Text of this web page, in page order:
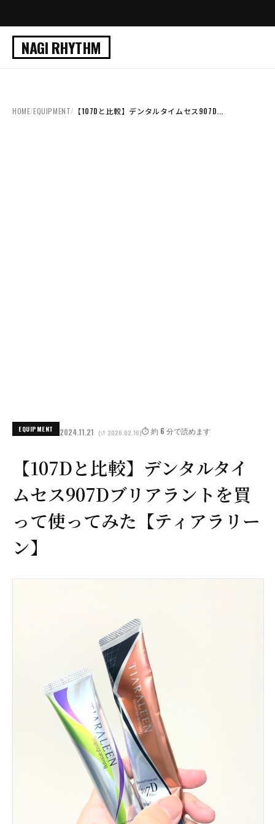
NAGI RHYTHM
HOME/EQUIPMENT/ 【107Dと比較】デンタルタイムセス907D...
EQUIPMENT 2024.11.21 (↺ 2026.02.16)⏱️ 約 6 分で読めます
【107Dと比較】デンタルタイ
ムセス907Dブリアラントを買
って使ってみた【ティアラリー
ン】